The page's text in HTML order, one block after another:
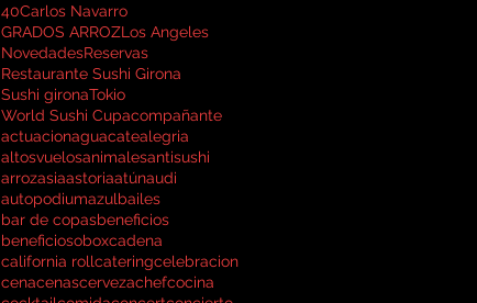
40Carlos Navarro
GRADOS ARROZLos Angeles
NovedadesReservas
Restaurante Sushi Girona
Sushi gironaTokio
World Sushi Cupacompañante
actuacionaguacatealegria
altosvuelosanimalesantisushi
arrozasiaastoriaatúnaudi
autopodiumazulbailes
bar de copasbeneficios
beneficiosoboxcadena
california rollcateringcelebracion
cenacenascervezachefcocina